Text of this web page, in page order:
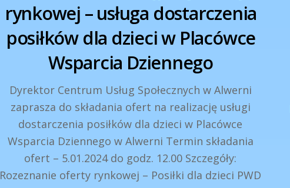
rynkowej – usługa dostarczenia
posiłków dla dzieci w Placówce
Wsparcia Dziennego
Dyrektor Centrum Usług Społecznych w Alwerni
zaprasza do składania ofert na realizację usługi
dostarczenia posiłków dla dzieci w Placówce
Wsparcia Dziennego w Alwerni Termin składania
ofert – 5.01.2024 do godz. 12.00 Szczegóły:
Rozeznanie oferty rynkowej – Posiłki dla dzieci PWD